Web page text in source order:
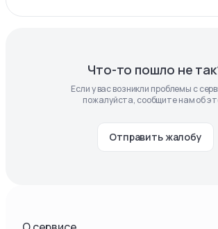
Что-то пошло не
Если у вас возникли проблемы с
пожалуйста, сообщите нам об
Отправить жалобу